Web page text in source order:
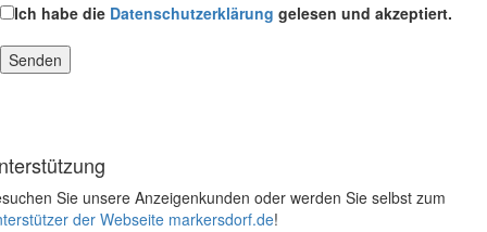
Ich habe die Datenschutzerklärung gelesen und akzeptiert.
Sie unsere Anzeigenkunden oder werden Sie selbst zum
der Webseite markersdorf.de!